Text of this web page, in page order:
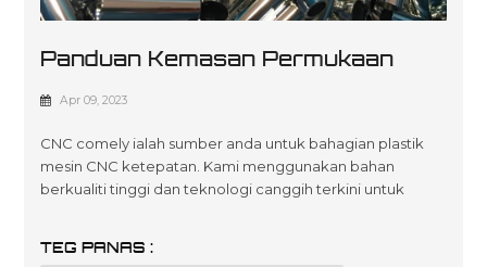
Panduan Kemasan Permukaan
Pada Bahagian Plastik Bermesin
Apr 09, 2023
CNC comely ialah sumber anda untuk bahagian plastik
mesin CNC ketepatan. Kami menggunakan bahan
berkualiti tinggi dan teknologi canggih terkini untuk
dalam pelbagai jenis industri seperti automotif,
TEG PANAS :